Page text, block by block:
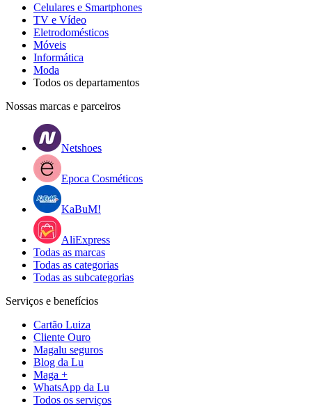
Celulares e Smartphones
TV e Vídeo
Eletrodomésticos
Móveis
Informática
Moda
Todos os departamentos
Nossas marcas e parceiros
Netshoes
Epoca Cosméticos
KaBuM!
AliExpress
Todas as marcas
Todas as categorias
Todas as subcategorias
Serviços e benefícios
Cartão Luiza
Cliente Ouro
Magalu seguros
Blog da Lu
Maga +
WhatsApp da Lu
Todos os serviços